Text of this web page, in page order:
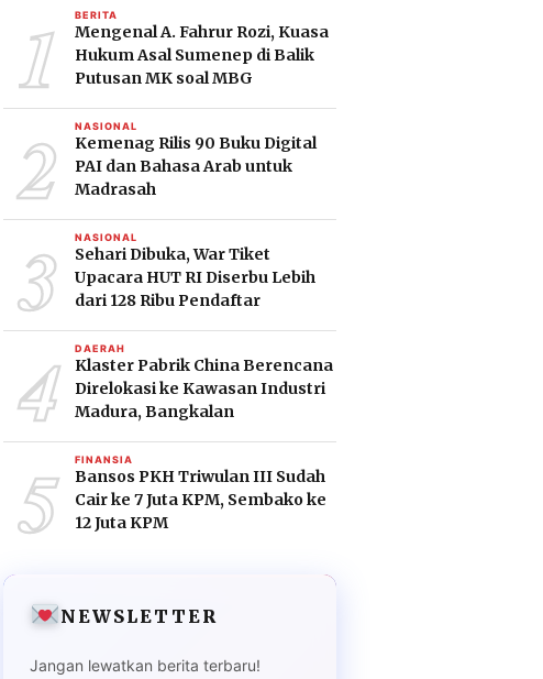
1 BERITA
Mengenal A. Fahrur Rozi, Kuasa
Hukum Asal Sumenep di Balik
Putusan MK soal MBG
2 NASIONAL
Kemenag Rilis 90 Buku Digital
PAI dan Bahasa Arab untuk
Madrasah
3 NASIONAL
Sehari Dibuka, War Tiket
Upacara HUT RI Diserbu Lebih
dari 128 Ribu Pendaftar
4 DAERAH
Klaster Pabrik China Berencana
Direlokasi ke Kawasan Industri
Madura, Bangkalan
5 FINANSIA
Bansos PKH Triwulan III Sudah
Cair ke 7 Juta KPM, Sembako ke
12 Juta KPM
NEWSLETTER
Jangan lewatkan berita terbaru!